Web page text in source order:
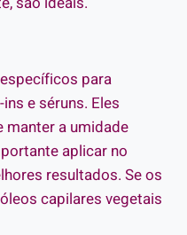
para
e séruns. Eles
manter a umidade
aplicar no
resultados. Se os
capilares vegetais